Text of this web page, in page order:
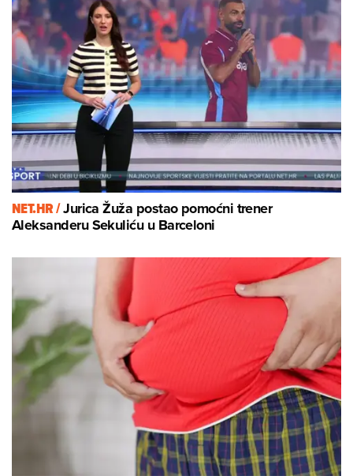
NET.HR /Jurica Žuža postao pomoćni trener
Aleksanderu Sekuliću u Barceloni